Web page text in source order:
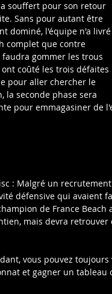
souffert pour son retour
Sans pour autant être
dominé, l'équipe n'a livré
complet que contre
faudra gommer les trous
coûté les trois défaites
pour aller chercher le
la seconde phase sera
pour emmagasiner de
: Malgré un
défensive qui avaient
de France
mais devra
vous pouvez
et gagner un tableau